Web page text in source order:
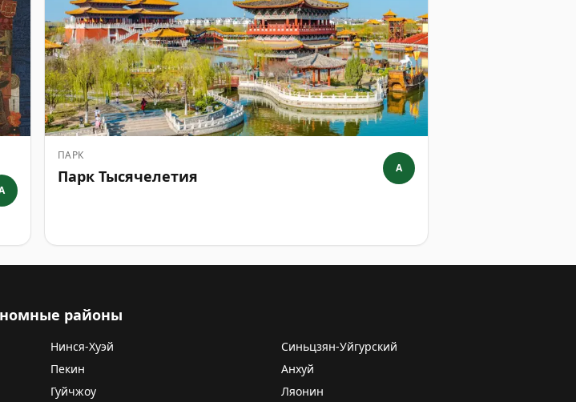
ПАРК
Парк Тысячелетия A
районы
Нинся-Хуэй
Синьцзян-Уйгурский
Пекин
Анхуй
Гуйчжоу Ляонин